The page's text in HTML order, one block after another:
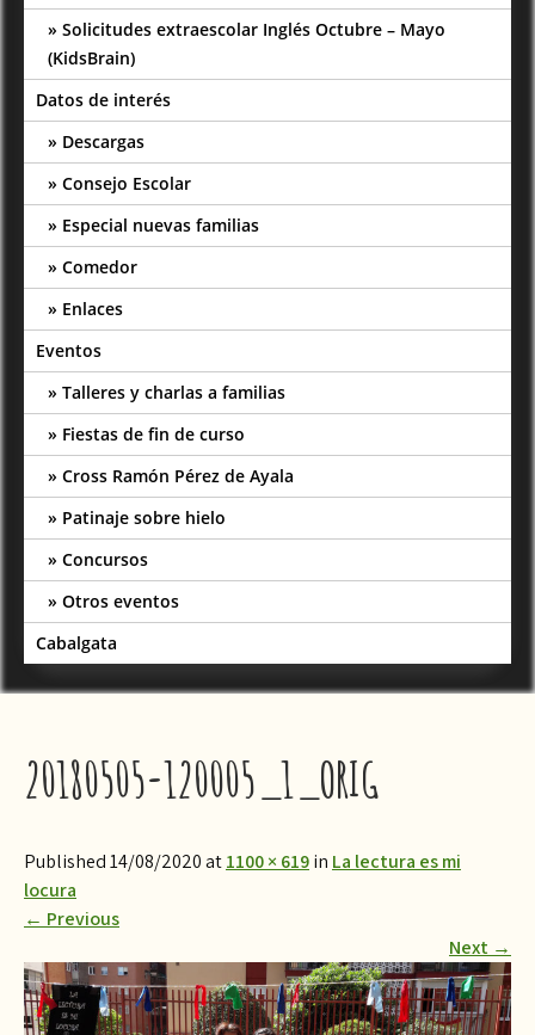
Solicitudes extraescolar Inglés Octubre – Mayo
(KidsBrain)
Datos de interés
Descargas
Consejo Escolar
Especial nuevas familias
Comedor
Enlaces
Eventos
Talleres y charlas a familias
Fiestas de fin de curso
Cross Ramón Pérez de Ayala
Patinaje sobre hielo
Concursos
Otros eventos
Cabalgata
20180505-120005_1_ORIG
Published 14/08/2020 at1100 × 619in La lectura es mi
locura
← Previous
Next →